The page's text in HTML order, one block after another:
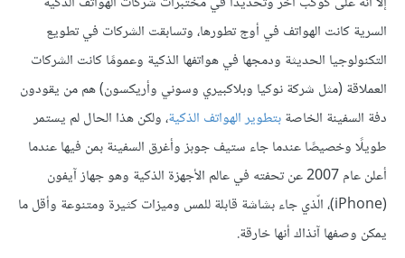
السرية كانت الهواتف في أوج تطورها، وتسابقت الشركات في تطويع
التكنولوجيا الحديثة ودمجها في هواتفها الذكية وعمومًا كانت الشركات
العملاقة (مثل شركة نوكيا وبلاكبيري وسوني وأريكسون) هم من يقودون
دفة السفينة الخاصةبتطوير الهواتف الذكية، ولكن هذا الحال لم يستمر
طويلًا وخصيصًا عندما جاء ستيف جوبز وأغرق السفينة بمن فيها عندما
أعلن عام 2007 عن تحفته في عالم الأجهزة الذكية وهو جهاز آيفون
(iPhone)، الّذي جاء بشاشة قابلة للمس وميزات كثيرة ومتنوعة وأقل ما
يمكن وصفها آنذاك أنها خارقة.